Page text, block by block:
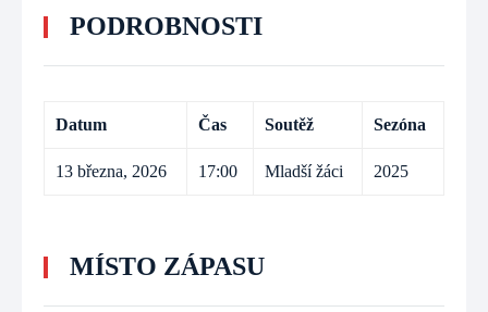
PODROBNOSTI
Datum Čas Soutěž Sezóna
13 března, 2026 17:00 Mladší žáci 2025
MÍSTO ZÁPASU